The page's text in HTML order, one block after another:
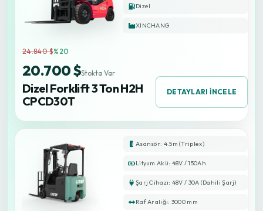
Dizel Forklift 3 Ton H2H
CPCD30T
24.840 $%20
20.700 $Stokta Var
DETAYLARI İNCELE
Dizel
XINCHANG
Asansör: 4.5m (Triplex)
Lityum Akü: 48V / 150Ah
Şarj Cihazı: 48V / 30A (Dahili Şarj)
Raf Aralığı: 3000 mm